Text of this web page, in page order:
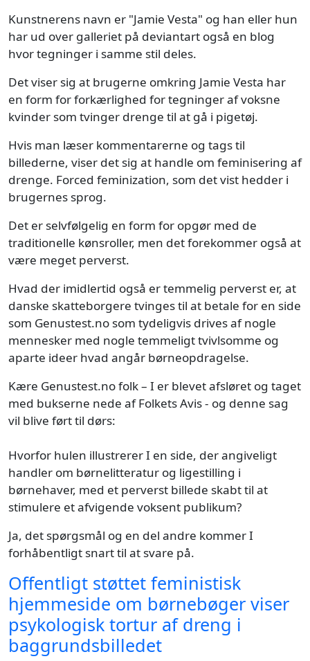
Kunstnerens navn er "Jamie Vesta" og han eller hun
har ud over galleriet på deviantart også en blog
hvor tegninger i samme stil deles.
Det viser sig at brugerne omkring Jamie Vesta har
en form for forkærlighed for tegninger af voksne
kvinder som tvinger drenge til at gå i pigetøj.
Hvis man læser kommentarerne og tags til
billederne, viser det sig at handle om feminisering af
drenge. Forced feminization, som det vist hedder i
brugernes sprog.
Det er selvfølgelig en form for opgør med de
traditionelle kønsroller, men det forekommer også at
være meget perverst.
Hvad der imidlertid også er temmelig perverst er, at
danske skatteborgere tvinges til at betale for en side
som Genustest.no som tydeligvis drives af nogle
mennesker med nogle temmeligt tvivlsomme og
aparte ideer hvad angår børneopdragelse.
Kære Genustest.no folk – I er blevet afsløret og taget
med bukserne nede af Folkets Avis - og denne sag
vil blive ført til dørs:
Hvorfor hulen illustrerer I en side, der angiveligt
handler om børnelitteratur og ligestilling i
børnehaver, med et perverst billede skabt til at
stimulere et afvigende voksent publikum?
Ja, det spørgsmål og en del andre kommer I
forhåbentligt snart til at svare på.
Offentligt støttet feministisk
hjemmeside om børnebøger viser
psykologisk tortur af dreng i
baggrundsbilledet